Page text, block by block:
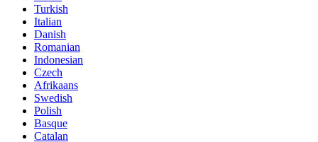
Turkish
Italian
Danish
Romanian
Indonesian
Czech
Afrikaans
Swedish
Polish
Basque
Catalan